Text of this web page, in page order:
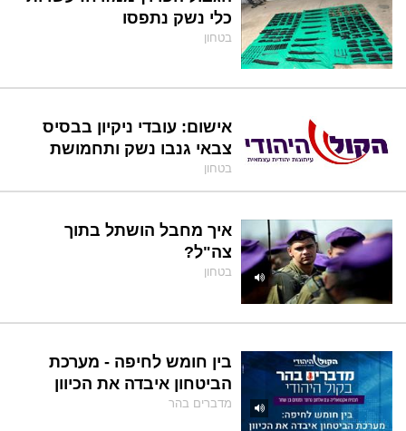
כלי נשק נתפסו
בטחון
אישום: עובדי ניקיון בבסיס
צבאי גנבו נשק ותחמושת
בטחון
איך מחבל הושתל בתוך
צה"ל?
בטחון
בין חומש לחיפה - מערכת
הביטחון איבדה את הכיוון
מדברים בהר